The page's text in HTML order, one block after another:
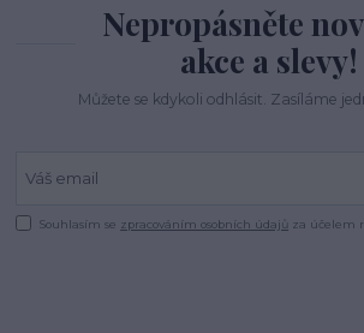
Nepropásněte
akce a slevy!
Můžete se kdykoli odhlásit. Zasíláme
Souhlasím se zpracováním osobních údajů za účelem